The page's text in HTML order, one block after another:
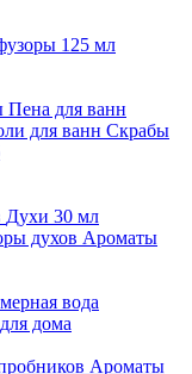
125 мл
Пена для ванн
для ванн Скрабы
Духи 30 мл
духов Ароматы
вода
дома
Ароматы